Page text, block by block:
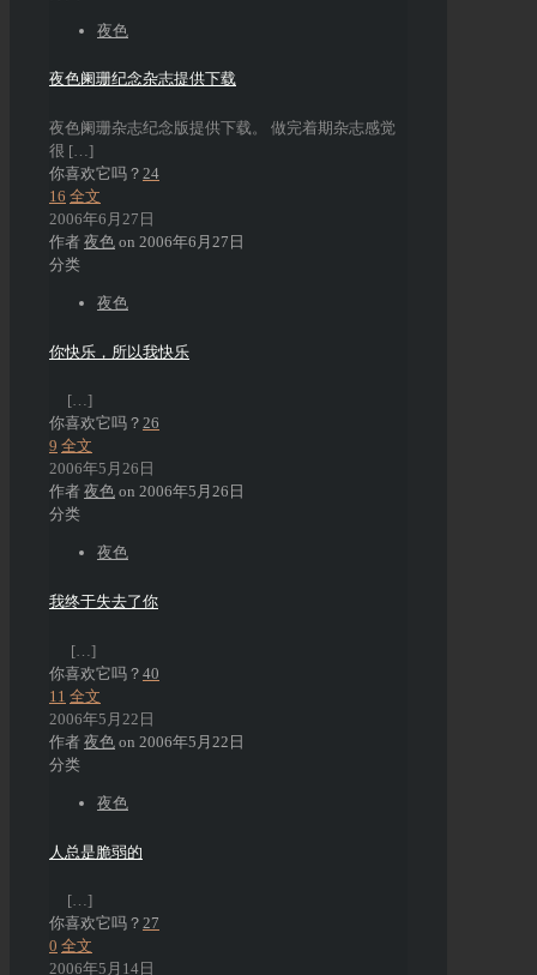
夜色
夜色阑珊纪念杂志提供下载
夜色阑珊杂志纪念版提供下载。 做完着期杂志感觉
很 […]
你喜欢它吗？ 24
16 全文
2006年6月27日
作者 夜色 on 2006年6月27日
分类
夜色
你快乐，所以我快乐
[…]
你喜欢它吗？ 26
9 全文
2006年5月26日
作者 夜色 on 2006年5月26日
分类
夜色
我终于失去了你
[…]
你喜欢它吗？ 40
11 全文
2006年5月22日
作者 夜色 on 2006年5月22日
分类
夜色
人总是脆弱的
[…]
你喜欢它吗？ 27
0 全文
2006年5月14日